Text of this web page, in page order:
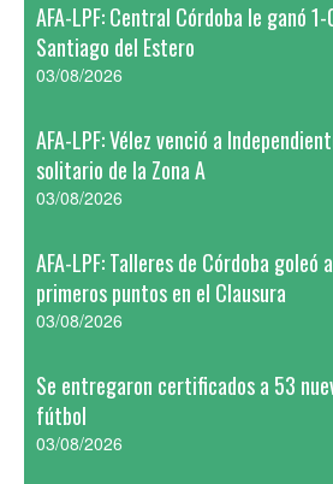
AFA-LPF: Central Córdoba le ganó
Santiago del Estero
03/08/2026
AFA-LPF: Vélez venció a
solitario de la Zona A
03/08/2026
AFA-LPF: Talleres de Córdoba goleó
primeros puntos en el Clausura
03/08/2026
Se entregaron certificados a 53
fútbol
03/08/2026